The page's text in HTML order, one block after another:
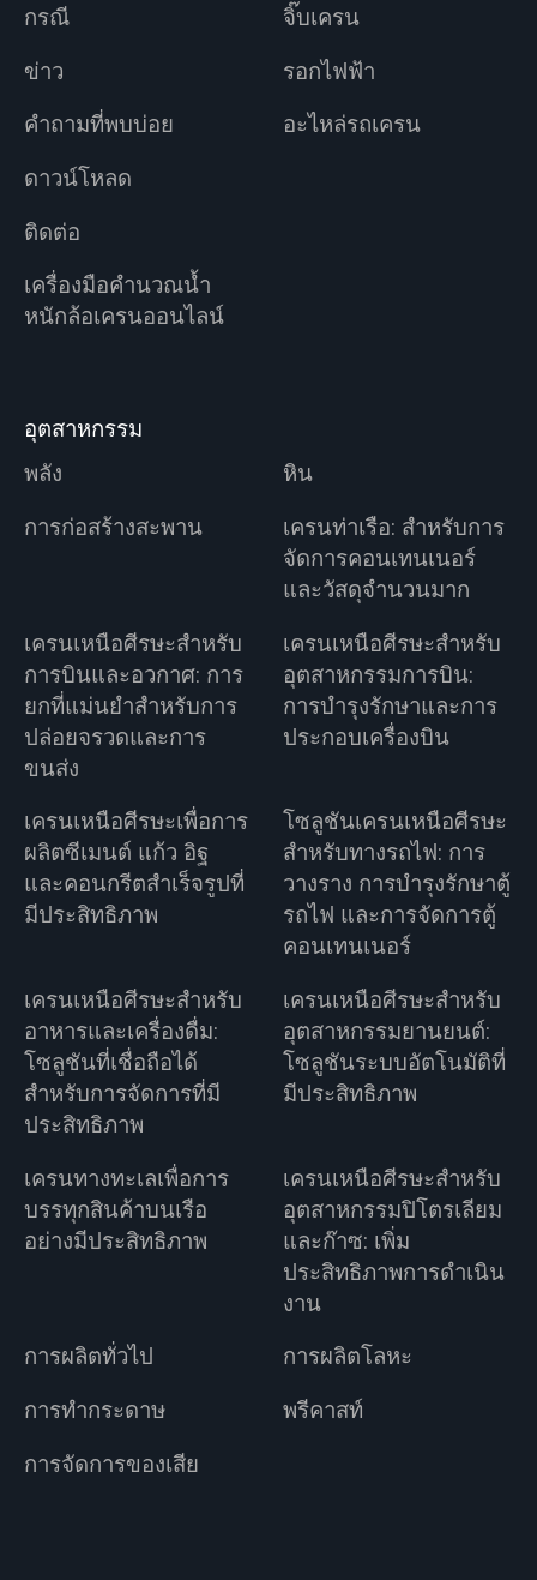
กรณี
ข่าว
คำถามที่พบบ่อย
ดาวน์โหลด
ติดต่อ
เครื่องมือคำนวณน้ำ
หนักล้อเครนออนไลน์
จิ๊บเครน
รอกไฟฟ้า
อะไหล่รถเครน
อุตสาหกรรม
พลัง
หิน
การก่อสร้างสะพาน
เครนท่าเรือ: สำหรับการ
จัดการคอนเทนเนอร์
และวัสดุจำนวนมาก
เครนเหนือศีรษะสำหรับ
การบินและอวกาศ: การ
ยกที่แม่นยำสำหรับการ
ปล่อยจรวดและการ
ขนส่ง
เครนเหนือศีรษะสำหรับ
อุตสาหกรรมการบิน:
การบำรุงรักษาและการ
ประกอบเครื่องบิน
เครนเหนือศีรษะเพื่อการ
ผลิตซีเมนต์ แก้ว อิฐ
และคอนกรีตสำเร็จรูปที่
มีประสิทธิภาพ
โซลูชันเครนเหนือศีรษะ
สำหรับทางรถไฟ: การ
วางราง การบำรุงรักษาตู้
รถไฟ และการจัดการตู้
คอนเทนเนอร์
เครนเหนือศีรษะสำหรับ
อาหารและเครื่องดื่ม:
โซลูชันที่เชื่อถือได้
สำหรับการจัดการที่มี
ประสิทธิภาพ
เครนเหนือศีรษะสำหรับ
อุตสาหกรรมยานยนต์:
โซลูชันระบบอัตโนมัติที่
มีประสิทธิภาพ
เครนทางทะเลเพื่อการ
บรรทุกสินค้าบนเรือ
อย่างมีประสิทธิภาพ
เครนเหนือศีรษะสำหรับ
อุตสาหกรรมปิโตรเลียม
และก๊าซ: เพิ่ม
ประสิทธิภาพการดำเนิน
งาน
การผลิตทั่วไป
การผลิตโลหะ
การทำกระดาษ
พรีคาสท์
การจัดการของเสีย